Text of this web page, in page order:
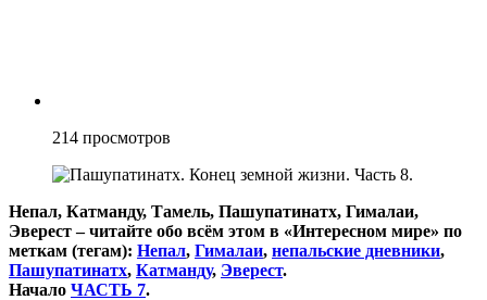
214 просмотров
Непал, Катманду, Тамель, Пашупатинатх, Гималаи,
Эверест – читайте обо всём этом в «Интересном мире» по
меткам (тегам): Непал, Гималаи, непальские дневники,
Пашупатинатх, Катманду, Эверест.
Начало ЧАСТЬ 7.